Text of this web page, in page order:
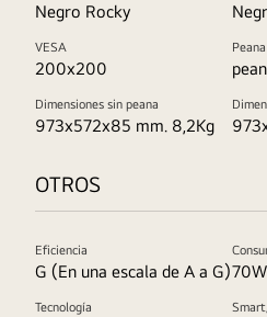
Negro Rocky
VESA
200x200
Peana
Dimensiones sin peana
973x572x85 mm. 8,2Kg
OTROS
Eficiencia
G (En una escala de A a G)70W
Tecnología